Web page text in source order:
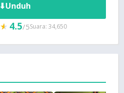
⬇Unduh
4.5/5Suara: 34,650